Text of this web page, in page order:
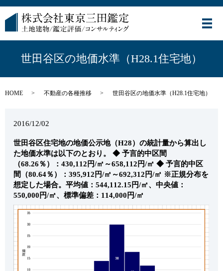
メ
世田谷区の地価水準（H28.1住宅地）
HOME 不動産の各種推移 世田谷区の地価水準（H28.1住宅地）
2016/12/02
世田谷区住宅地の地価公示地（H28）の統計量から算出し
た地価水準は以下のとおり。
◆ 予言的中区間
（68.26％）：430,112円/㎡～658,112円/㎡ ◆ 予言的中区
間（80.64％）：395,912円/㎡～692,312円/㎡ ※正規分布を
想定した場合。平均値：544,112.15円/㎡、中央値：
550,000円/㎡、標準偏差：114,000円/㎡